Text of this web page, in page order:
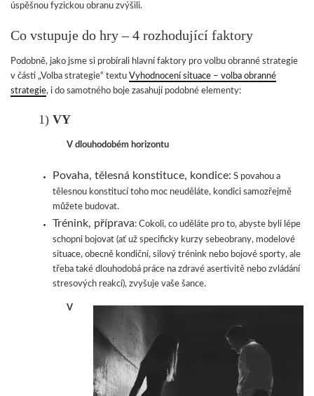
úspěšnou fyzickou obranu zvýšili.
Co vstupuje do hry – 4 rozhodující faktory
Podobně, jako jsme si probírali hlavní faktory pro volbu obranné strategie
v části „Volba strategie“ textu Vyhodnocení situace – volba obranné
strategie, i do samotného boje zasahují podobné elementy:
1) VY
V dlouhodobém horizontu
Povaha, tělesná konstituce, kondice: S povahou a
tělesnou konstitucí toho moc neuděláte, kondici samozřejmě
můžete budovat.
Trénink, příprava: Cokoli, co uděláte pro to, abyste byli lépe
schopni bojovat (ať už specificky kurzy sebeobrany, modelové
situace, obecně kondiční, silový trénink nebo bojové sporty, ale
třeba také dlouhodobá práce na zdravé asertivitě nebo zvládání
stresových reakcí), zvyšuje vaše šance.
V